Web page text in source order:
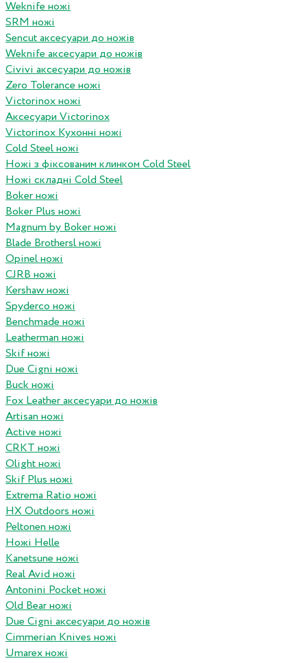
Weknife ножі
SRM ножі
Sencut аксесуари до ножів
Weknife аксесуари до ножів
Civivi аксесуари до ножів
Zero Tolerance ножі
Victorinox ножі
Аксесуари Victorinox
Victorinox Кухонні ножі
Cold Steel ножі
Ножі з фіксованим клинком Cold Steel
Ножі складні Cold Steel
Boker ножі
Boker Plus ножі
Magnum by Boker ножі
Blade Brothersl ножі
Opinel ножі
CJRB ножі
Kershaw ножі
Spyderco ножі
Benchmade ножі
Leatherman ножі
Skif ножі
Due Cigni ножі
Buck ножі
Fox Leather аксесуари до ножів
Artisan ножі
Active ножі
CRKT ножі
Olight ножі
Skif Plus ножі
Extrema Ratio ножі
HX Outdoors ножі
Peltonen ножі
Ножі Helle
Kanetsune ножі
Real Avid ножі
Antonini Pocket ножі
Old Bear ножі
Due Cigni аксесуари до ножів
Cimmerian Knives ножі
Umarex ножі